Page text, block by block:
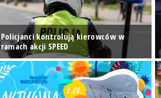
Policjanci kontrolują kierowców w
ramach akcji SPEED